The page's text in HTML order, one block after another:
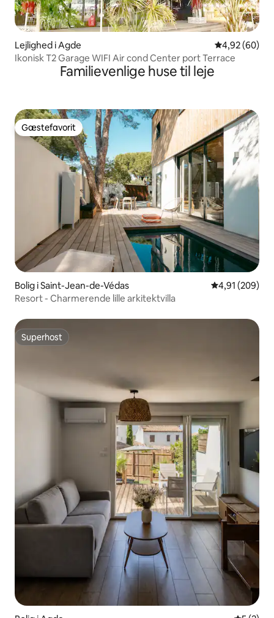
Lejlighed i Agde 4,92 ud af 5 i
4,92 (60)
Ikonisk T2 Garage WIFI Air cond Center port Terrace
Familievenlige huse til leje
Gæstefavorit
Gæstefavorit
Bolig i Saint-Jean-de-Védas 4,91 ud af 5 i
4,91 (209)
Resort - Charmerende lille arkitektvilla
Superhost
Superhost